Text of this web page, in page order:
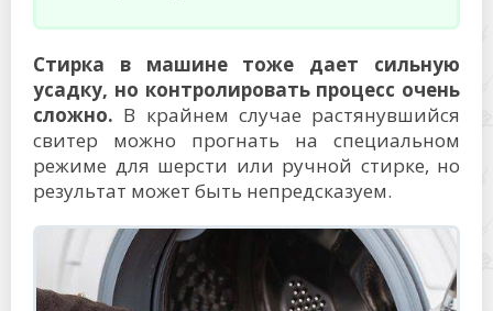
Стирка в машине тоже дает сильную
усадку, но контролировать процесс очень
сложно. В крайнем случае растянувшийся
свитер можно прогнать на специальном
режиме для шерсти или ручной стирке, но
результат может быть непредсказуем.